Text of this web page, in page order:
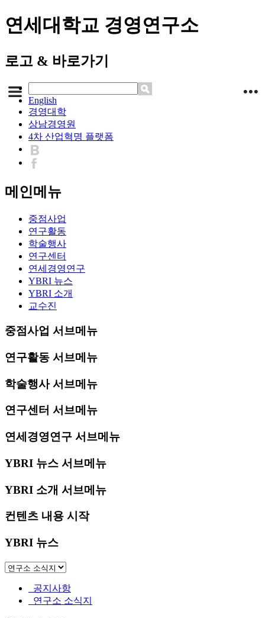
연세대학교 경영연구소
로고 & 바로가기
English
경영대학
상남경영원
4차 산업혁명 플랫폼
메인메뉴
중점사업
연구활동
학술행사
연구센터
연세경영연구
YBRI 뉴스
YBRI 소개
교수진
중점사업 서브메뉴
연구활동 서브메뉴
학술행사 서브메뉴
연구센터 서브메뉴
연세경영연구 서브메뉴
YBRI 뉴스 서브메뉴
YBRI 소개 서브메뉴
컨텐츠 내용 시작
YBRI 뉴스
공지사항
연구소 소식지